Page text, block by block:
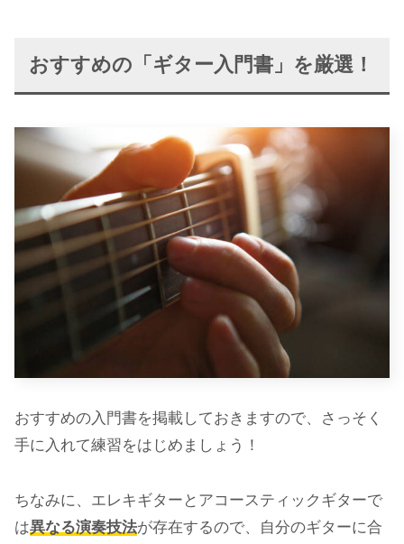
おすすめの「ギター入門書」を厳選！
おすすめの入門書を掲載しておきますので、さっそく
手に入れて練習をはじめましょう！
ちなみに、エレキギターとアコースティックギターで
は異なる演奏技法が存在するので、自分のギターに合